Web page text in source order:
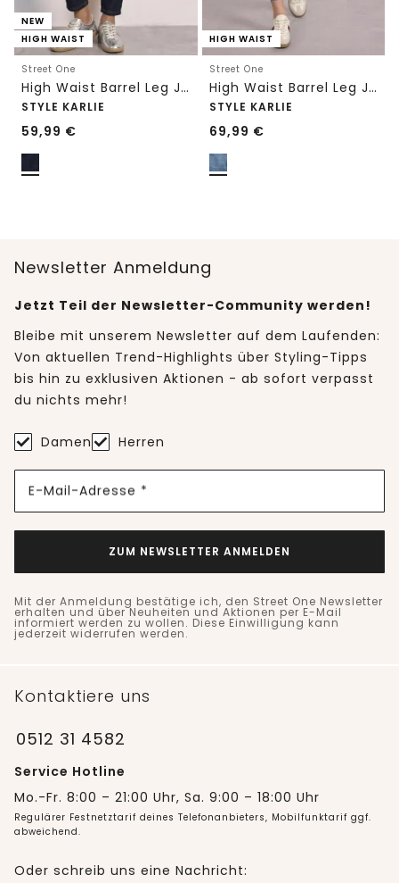
NEW
HIGH WAIST
Street One
High Waist Barrel Leg Jeans im Loose Fit
STYLE KARLIE
59,99 €
HIGH WAIST
Street One
High Waist Barrel Leg Jeans im Loose Fit
STYLE KARLIE
69,99 €
Newsletter Anmeldung
Jetzt Teil der Newsletter-Community werden!
Bleibe mit unserem Newsletter auf dem Laufenden:
Von aktuellen Trend-Highlights über Styling-Tipps
bis hin zu exklusiven Aktionen - ab sofort verpasst
du nichts mehr!
Damen Herren
E-Mail-Adresse *
ZUM NEWSLETTER ANMELDEN
Mit der Anmeldung bestätige ich, den Street One Newsletter
erhalten und über Neuheiten und Aktionen per E-Mail
informiert werden zu wollen. Diese Einwilligung kann
jederzeit widerrufen werden.
Kontaktiere uns
0512 31 4582
Service Hotline
Mo.-Fr. 8:00 – 21:00 Uhr, Sa. 9:00 – 18:00 Uhr
Regulärer Festnetztarif deines Telefonanbieters, Mobilfunktarif ggf.
abweichend.
Oder schreib uns eine Nachricht: